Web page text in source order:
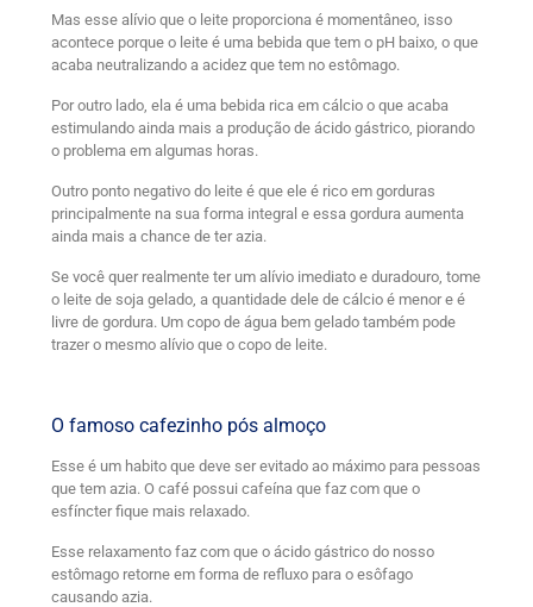
Mas esse alívio que o leite proporciona é momentâneo, isso
acontece porque o leite é uma bebida que tem o pH baixo, o que
acaba neutralizando a acidez que tem no estômago.
Por outro lado, ela é uma bebida rica em cálcio o que acaba
estimulando ainda mais a produção de ácido gástrico, piorando
o problema em algumas horas.
Outro ponto negativo do leite é que ele é rico em gorduras
principalmente na sua forma integral e essa gordura aumenta
ainda mais a chance de ter azia.
Se você quer realmente ter um alívio imediato e duradouro, tome
o leite de soja gelado, a quantidade dele de cálcio é menor e é
livre de gordura. Um copo de água bem gelado também pode
trazer o mesmo alívio que o copo de leite.
O famoso cafezinho pós almoço
Esse é um habito que deve ser evitado ao máximo para pessoas
que tem azia. O café possui cafeína que faz com que o
esfíncter fique mais relaxado.
Esse relaxamento faz com que o ácido gástrico do nosso
estômago retorne em forma de refluxo para o esôfago
causando azia.